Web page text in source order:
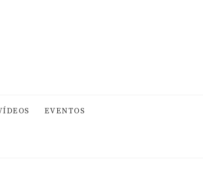
EVENTOS